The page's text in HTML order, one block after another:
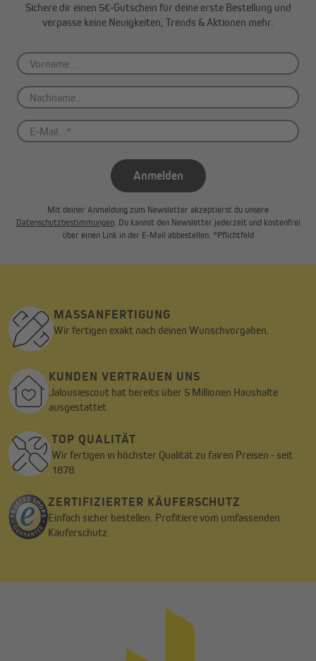
Sichere dir einen 5€-Gutschein für deine erste Bestellung und
verpasse keine Neuigkeiten, Trends & Aktionen mehr.
Anmelden
Mit deiner Anmeldung zum Newsletter akzeptierst du unsere
Datenschutzbestimmungen. Du kannst den Newsletter jederzeit und kostenfrei
über einen Link in der E-Mail abbestellen. *Pflichtfeld
MASSANFERTIGUNG
Wir fertigen exakt nach deinen Wunschvorgaben.
KUNDEN VERTRAUEN UNS
Jalousiescout hat bereits über 5 Millionen Haushalte
ausgestattet.
TOP QUALITÄT
Wir fertigen in höchster Qualität zu fairen Preisen - seit
1878.
ZERTIFIZIERTER KÄUFERSCHUTZ
Einfach sicher bestellen. Profitiere vom umfassenden
Käuferschutz.